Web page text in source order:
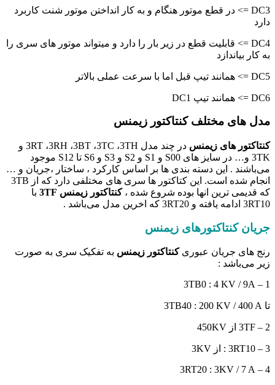
DC3 => در قطع موتور هنگام و به کار انداختن موتور شنت کاربرد
دارد
DC4 => قابلیت قطع در زیر بار را دارد و میتواند موتور های سری را
به کار بیاندازد
DC5 => همانند تیپ قبل اما با سرعت عملی بالاتر
DC6 => همانند تیپ DC1
مدل های مختلف کنتاکتور زیمنس
کنتاکتور های زیمنس
در چند مدل 3RT ،3RH ،3BT ،3TC ،3TH و
3TK و… در سایز های S00 و S1 و S2 و S3 و S6 تا S12 موجود
می‌باشند . این دسته بندی ها بر اساس کارکرد ، ساختار ،جریان و …
انجام شده است. این کتاکتور ها سری های مختلفی دارد که از 3TB
که قدیمی ترین انها بوده شروع شده ،کنتاکتور زیمنس 3TF
با
3RT10 ادامه یافته و 3RT20 که اخرین مدل می‌باشد .
جریان کنتاکتورهای زیمنس
رنج های جریان عبوری کنتاکتور زیمنس به تفکیک سری به صورت
زیر می‌باشد :
1 – 3TB0 : 4 KV / 9A
تا 3TB40 : 200 KV / 400 A
2 – 3TF از 450KV
3 – 3RT10 : از 3KV
4 – 3RT20 : 3KV / 7 A